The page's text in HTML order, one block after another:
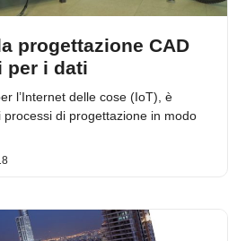
progettazione CAD
per i dati
l’Internet delle cose (IoT), è
processi di progettazione in modo